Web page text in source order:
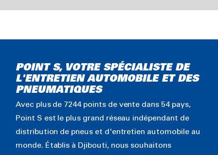
POINT S, VOTRE SPÉCIALISTE DE
L'ENTRETIEN AUTOMOBILE ET DES
PNEUMATIQUES
Avec plus de 7244 points de vente dans 54 pays,
Point S est le plus grand réseau indépendant de
distribution de pneus et d'entretien automobile au
monde. Établis à Djibouti, nous souhaitons